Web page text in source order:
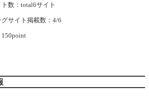
数：total6サイト
サイト掲載数：4/6